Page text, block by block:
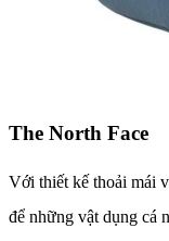
The North Face
Với thiết kế thoải mái
để những vật dụng cá